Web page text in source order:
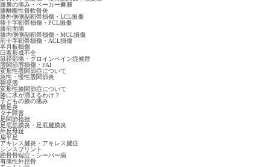
膝裏の痛み・ベーカー嚢腫
膝離断性骨軟骨炎
膝外側側副靭帯損傷・LCL損傷
後十字靭帯損傷・PCL損傷
膝前面痛
膝内側側副靭帯損傷・MCL損傷
前十字靭帯損傷・ACL損傷
半月板損傷
臼蓋形成不全
鼠径部痛・グロインペイン症候群
股関節唇損傷・FAI
変形性股関節症について
急性・慢性股関節炎
弾発股
変形性膝関節症について
膝に水が溜まるわけ？
子どもの膝の痛み
鵞足炎
タナ障害
足関節捻挫
足底筋膜炎・足底腱膜炎
外反母趾
扁平足
アキレス腱炎・アキレス腱症
シンスプリント
踵骨骨端症・シーバー病
有痛性外脛骨